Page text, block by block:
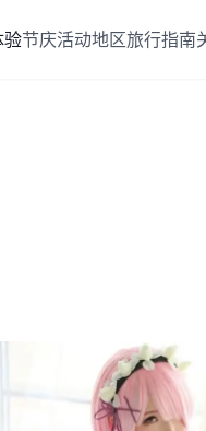
验节庆活动地区旅行指南